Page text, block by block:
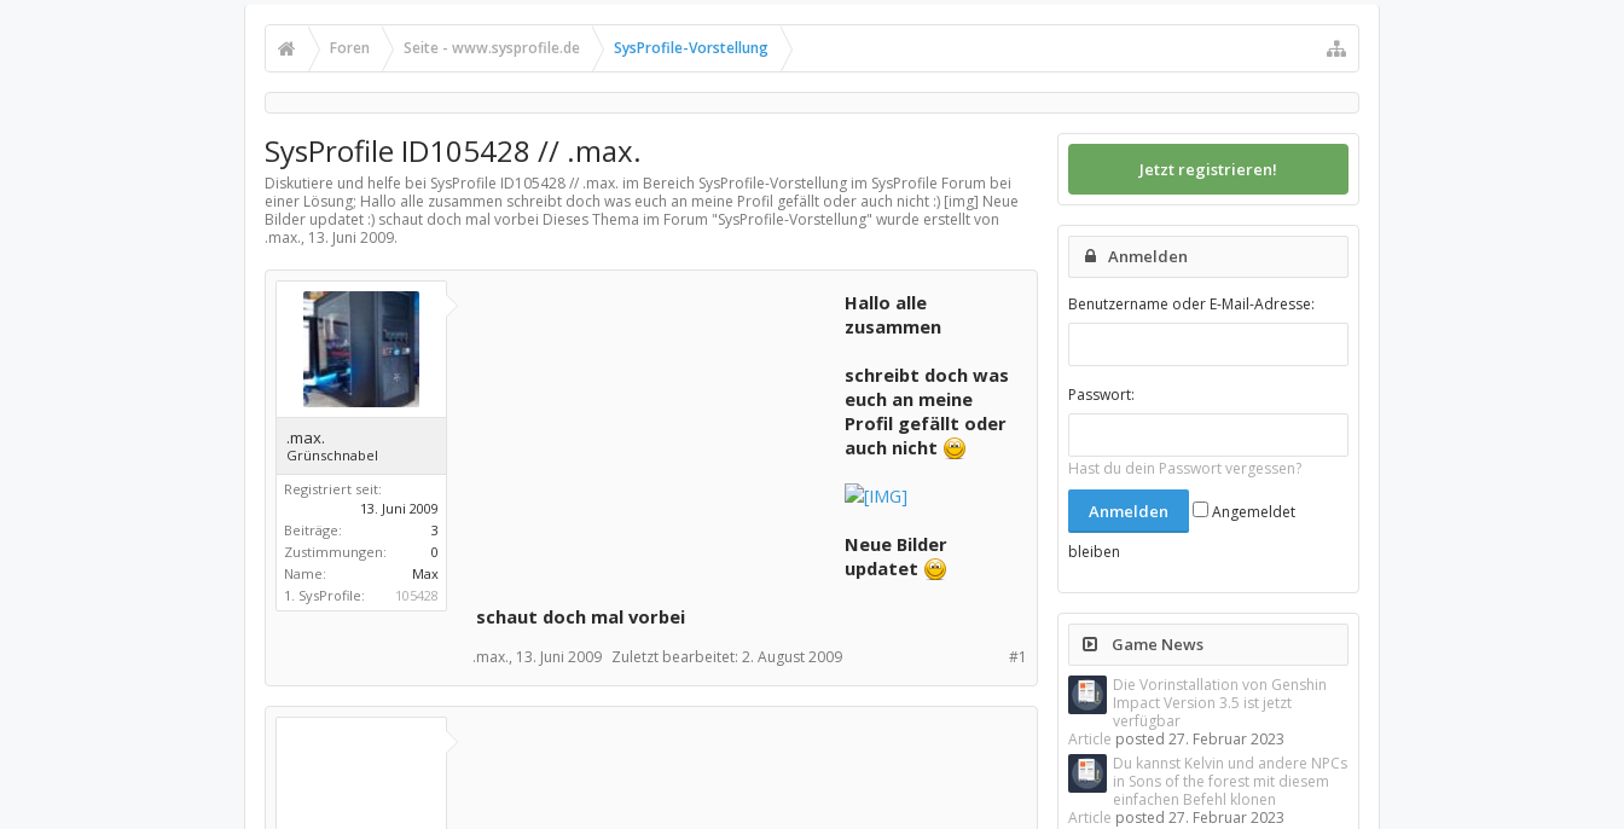
Foren Seite - www.sysprofile.de SysProfile-Vorstellung
SysProfile ID105428 // .max.
Diskutiere und helfe bei SysProfile ID105428 // .max. im Bereich SysProfile-Vorstellungim SysProfile Forum bei
einer Lösung; Hallo alle zusammen schreibt doch was euch an meine Profil gefällt oder auch nicht :) [img] Neue
Bilder updatet :) schaut doch mal vorbei Dieses Thema im Forum "SysProfile-Vorstellung" wurde erstellt von
.max., 13. Juni 2009.
.max.
Grünschnabel
Registriert seit:
13. Juni 2009
Beiträge:
3
Zustimmungen:
0
Name:
Max
1. SysProfile:
105428
Hallo alle
zusammen
schreibt doch was
euch an meine
Profil gefällt oder
auch nicht
Neue Bilder
updatet
schaut doch mal vorbei
#1
.max., 13. Juni 2009 Zuletzt bearbeitet: 2. August 2009
Jetzt registrieren!
Anmelden
Benutzername oder E-Mail-Adresse:
Passwort:
Hast du dein Passwort vergessen?
Angemeldet
bleiben
Game News
Die Vorinstallation von Genshin
Impact Version 3.5 ist jetzt
verfügbar
Article posted27. Februar 2023
Du kannst Kelvin und andere NPCs
in Sons of the forest mit diesem
einfachen Befehl klonen
Article posted27. Februar 2023